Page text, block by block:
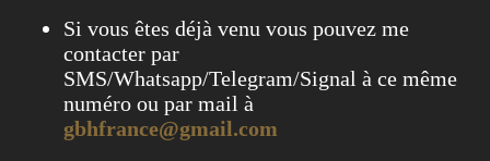
Si vous êtes déjà venu vous pouvez me
contacter par
SMS/Whatsapp/Telegram/Signal à ce même
numéro ou par mail à
gbhfrance@gmail.com